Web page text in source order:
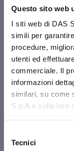
Questo sito web
I siti web di DAS
simili per
procedure,
utenti ed
commerciale. Il
informazioni
similari, su come
S.p.A e sulla loro
Sito alle quali si
delTecnici
Grazie
giudiziario, in
di dati,
Abbiamo
aggiornata